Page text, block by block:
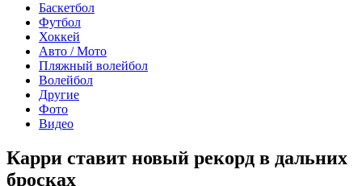
Баскетбол
Футбол
Хоккей
Авто / Мото
Пляжный волейбол
Волейбол
Другие
Фото
Видео
Карри ставит новый рекорд в дальних
бросках